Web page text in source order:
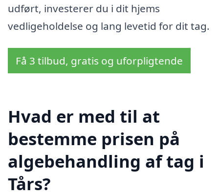
udført, investerer du i dit hjems
vedligeholdelse og lang levetid for dit tag.
Få 3 tilbud, gratis og uforpligtende
Hvad er med til at
bestemme prisen på
algebehandling af tag i
Tårs?